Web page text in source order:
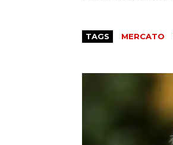
TAGS MERCATO